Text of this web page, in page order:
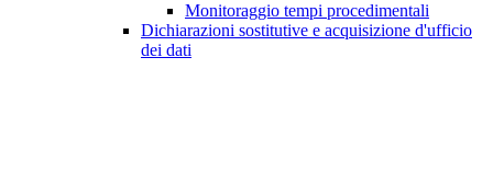
Monitoraggio tempi procedimentali
Dichiarazioni sostitutive e acquisizione d'ufficio
dei dati